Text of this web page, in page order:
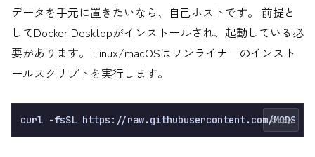
データを手元に置きたいなら、自己ホストです。 前提と
してDocker Desktopがインストールされ、起動している必
要があります。 Linux/macOSはワンライナーのインスト
ールスクリプトを実行します。
Copy